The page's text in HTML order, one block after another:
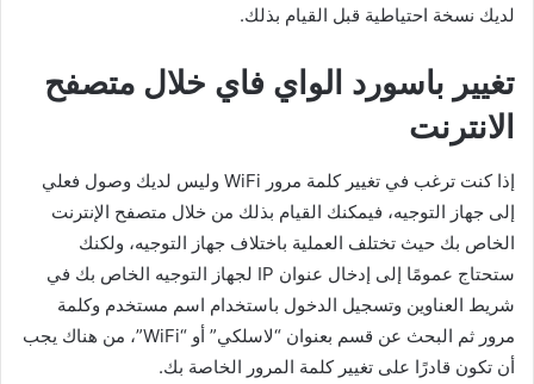
لديك نسخة احتياطية قبل القيام بذلك.
تغيير باسورد الواي فاي خلال متصفح
الانترنت
إذا كنت ترغب في تغيير كلمة مرور WiFi وليس لديك وصول فعلي
إلى جهاز التوجيه، فيمكنك القيام بذلك من خلال متصفح الإنترنت
الخاص بك حيث تختلف العملية باختلاف جهاز التوجيه، ولكنك
ستحتاج عمومًا إلى إدخال عنوان IP لجهاز التوجيه الخاص بك في
شريط العناوين وتسجيل الدخول باستخدام اسم مستخدم وكلمة
مرور ثم البحث عن قسم بعنوان “لاسلكي” أو “WiFi”، من هناك يجب
أن تكون قادرًا على تغيير كلمة المرور الخاصة بك.